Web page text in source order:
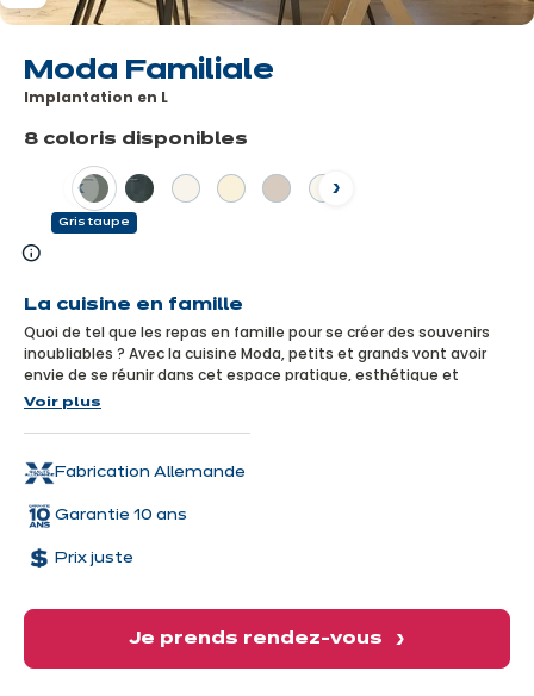
Moda Familiale
Implantation en L
En
plus
8 coloris disponibles
Précédent
La cuisine en famille
Quoi de tel que les repas en famille pour se créer des souvenirs
inoubliables ? Avec la cuisine Moda, petits et grands vont avoir
envie de se réunir dans cet espace pratique, esthétique et
convivial, pensé pour simplifier la vie de toute la famille !
Voir plus
Fabrication Allemande
Garantie 10 ans
Prix juste
Je prends rendez-vous
Gris taupe